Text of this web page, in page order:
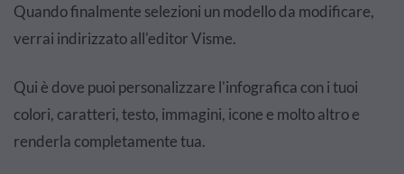
Quando finalmente selezioni un modello da modificare,
verrai indirizzato all'editor Visme.
Qui è dove puoi personalizzare l'infografica con i tuoi
colori, caratteri, testo, immagini, icone e molto altro e
renderla completamente tua.